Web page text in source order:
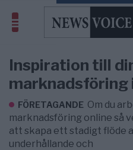
Inspiration till
marknadsföring
FÖRETAGANDE Om du
marknadsföring online så
att skapa ett stadigt flöde
underhållande och